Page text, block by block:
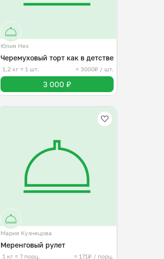
Юлия Нех
Черемуховый торт как в детстве
1,2 кг ≈ 1 шт. ≈ 3000₽ / шт.
3 000 ₽
Мария Кузнецова
Меренговый рулет
1 кг ≈ 7 порц. ≈ 171₽ / порц.